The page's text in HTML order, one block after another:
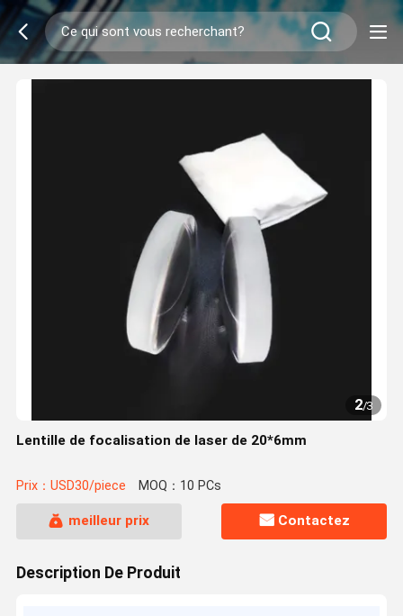
2/3
Lentille de focalisation de laser de 20*6mm
Prix：USD30/piece MOQ：10 PCs
meilleur prix Contactez
Description De Produit